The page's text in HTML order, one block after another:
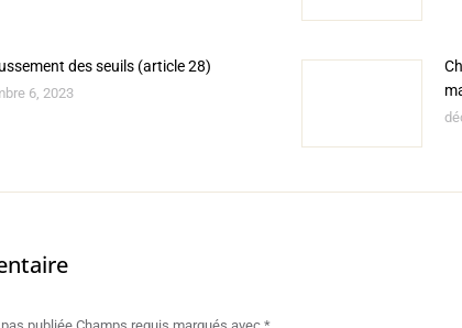
des seuils (article 28)
6, 2023